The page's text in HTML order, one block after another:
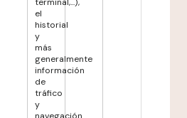
el
historial
y
más
generalmente
información
de
tráfico
y